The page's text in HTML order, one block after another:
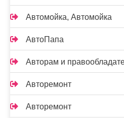
Автомойка, Автомойка
АвтоПапа
Авторам и
Авторемонт
Авторемонт